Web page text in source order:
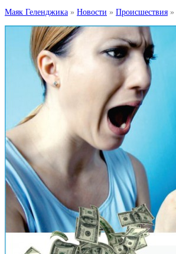
Маяк Геленджика » Новости » Происшествия »